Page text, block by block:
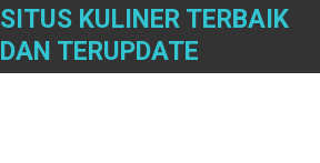
Skip
content
SITUS KULINER TERBAIK
DAN TERUPDATE